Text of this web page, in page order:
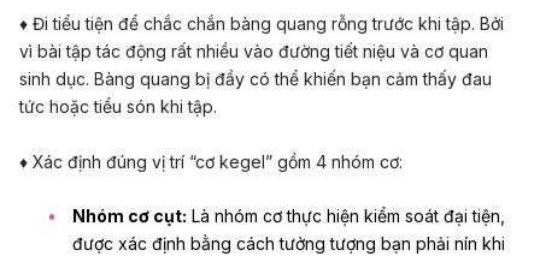
♦ Đi tiểu tiện để chắc chắn bàng quang rỗng trước khi tập. Bởi
vì bài tập tác động rất nhiều vào đường tiết niệu và cơ quan
sinh dục. Bàng quang bị đầy có thể khiến bạn cảm thấy đau
tức hoặc tiểu són khi tập.
♦ Xác định đúng vị trí “cơ kegel” gồm 4 nhóm cơ:
Nhóm cơ cụt: Là nhóm cơ thực hiện kiểm soát đại tiện,
được xác định bằng cách tưởng tượng bạn phải nín khi